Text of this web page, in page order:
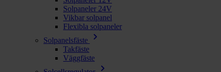
Solpaneler 24V
Vikbar solpanel
Flexibla solpaneler
Solpanelsfäste
chevron_right
Takfäste
Väggfäste
chevron_right